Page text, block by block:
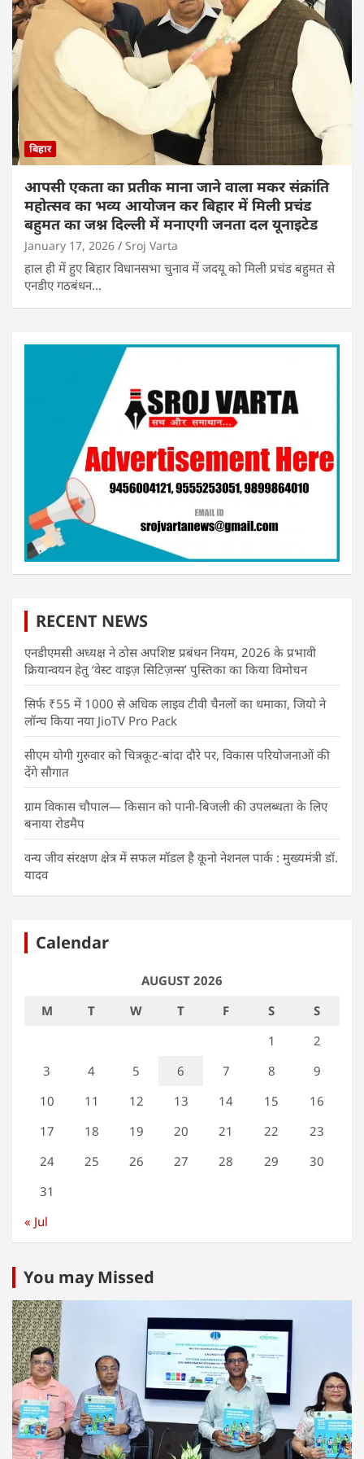
बिहार
आपसी एकता का प्रतीक माना जाने वाला मकर संक्रांति
महोत्सव का भव्य आयोजन कर बिहार में मिली प्रचंड
बहुमत का जश्न दिल्ली में मनाएगी जनता दल यूनाइटेड
January 17, 2026 Sroj Varta
हाल ही में हुए बिहार विधानसभा चुनाव में जदयू को मिली प्रचंड बहुमत से
एनडीए गठबंधन…
RECENT NEWS
एनडीएमसी अध्यक्ष ने ठोस अपशिष्ट प्रबंधन नियम, 2026 के प्रभावी
क्रियान्वयन हेतु ‘वेस्ट वाइज़ सिटिज़न्स’ पुस्तिका का किया विमोचन
सिर्फ ₹55 में 1000 से अधिक लाइव टीवी चैनलों का धमाका, जियो ने
लॉन्च किया नया JioTV Pro Pack
सीएम योगी गुरुवार को चित्रकूट-बांदा दौरे पर, विकास परियोजनाओं की
देंगे सौगात
ग्राम विकास चौपाल— किसान को पानी-बिजली की उपलब्धता के लिए
बनाया रोडमैप
वन्य जीव संरक्षण क्षेत्र में सफल मॉडल है कूनो नेशनल पार्क : मुख्यमंत्री डॉ.
यादव
Calendar
AUGUST 2026
M
T W T F S
S
1
2
3
4 5 6 7 8
9
10
11 12 13 14 15
16
17
18 19 20 21 22
23
24
25 26 27 28 29
30
31
« Jul
You may Missed